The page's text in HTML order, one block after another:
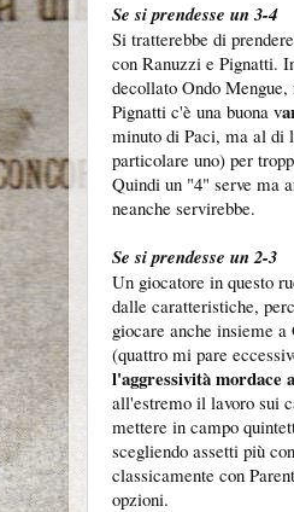
Se si prendesse un 3-4
Si tratterebbe di
con Ranuzzi e Pignatti.
decollato Ondo
Pignatti c'è una buona v
minuto di Paci, ma al di
particolare uno) per
Quindi un "4" serve ma
neanche servirebbe.
Se si prendesse un 2-3
Un giocatore in questo
dalle caratteristiche,
giocare anche insieme
(quattro mi pare
l'aggressività mordace
all'estremo il lavoro sui
mettere in campo
scegliendo assetti più
classicamente con
opzioni.